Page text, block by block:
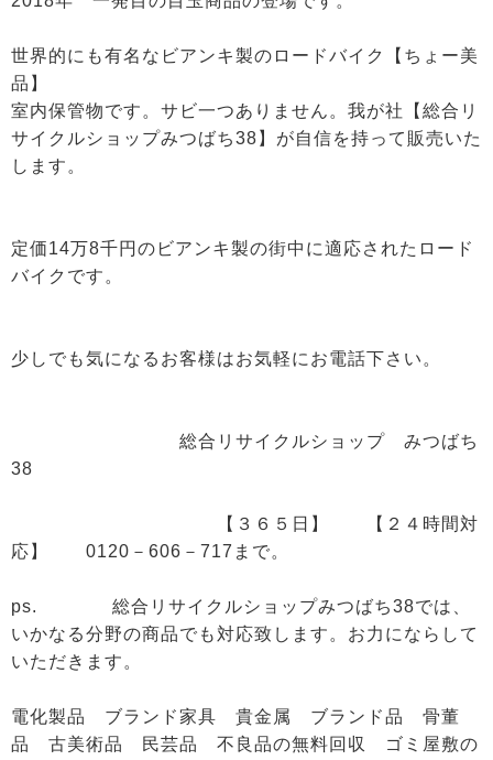
世界的にも有名なビアンキ製のロードバイク【ちょー美
品】
室内保管物です。サビ一つありません。我が社【総合リ
サイクルショップみつばち38】が自信を持って販売いた
します。
定価14万8千円のビアンキ製の街中に適応されたロード
バイクです。
少しでも気になるお客様はお気軽にお電話下さい。
総合リサイクルショップ みつばち
38
【３６５日】 【２４時間対
応】 0120－606－717まで。
ps. 総合リサイクルショップみつばち38では、
いかなる分野の商品でも対応致します。お力にならして
いただきます。
電化製品 ブランド家具 貴金属 ブランド品 骨董
品 古美術品 民芸品 不良品の無料回収 ゴミ屋敷の